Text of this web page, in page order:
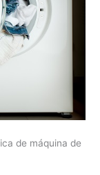
de máquina de